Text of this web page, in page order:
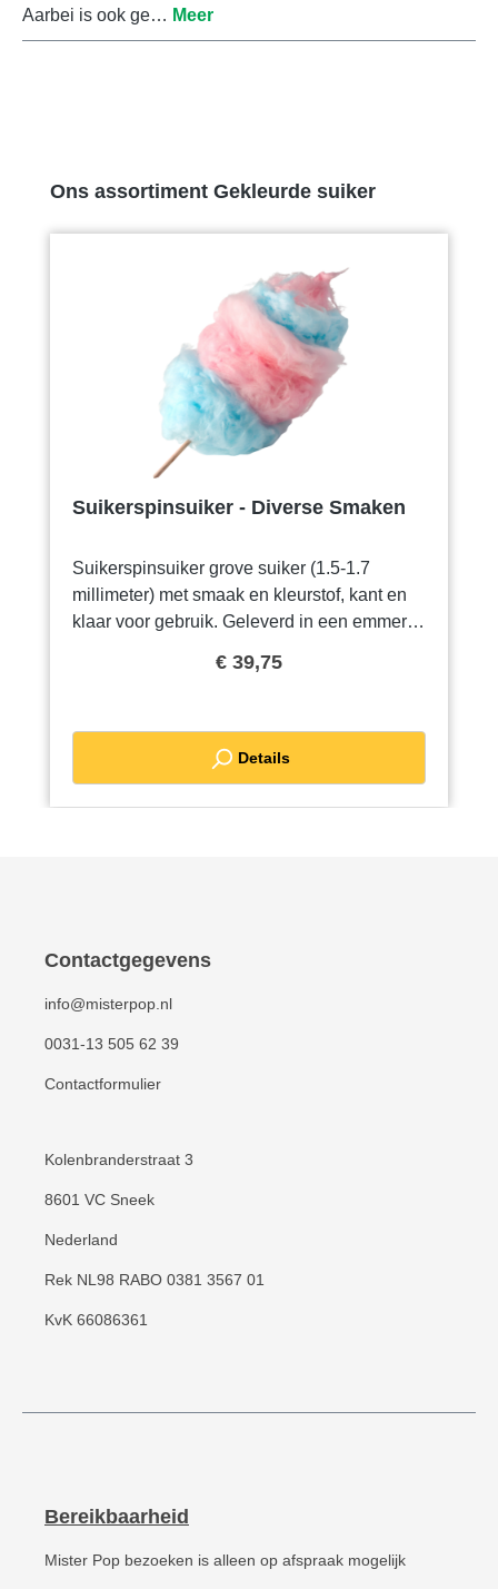
Aarbei is ook ge… Meer
Productgalerij overslaan
Ons assortiment Gekleurde suiker
Suikerspinsuiker - Diverse Smaken
Suikerspinsuiker grove suiker (1.5-1.7
millimeter) met smaak en kleurstof, kant en
klaar voor gebruik. Geleverd in een emmer
de luchtigste suikerspin en verlengt u de
van de
suikerspinmachine.Bereidingsadvies:Hoe
groter u de suikerspin maakt, hoe meer
suiker u nodig heeft. Voor een suikerspin van
suikerspinmachine en smelt te vroeg,
waardoor er geen luchtige suikerspin
kan raken.Assortiment:Aardbei - RozeAppel
- Groen Banaan - Geel Bosbes - BlauwSinas
€ 39,75
Details
Contactgegevens
info@misterpop.nl
0031-13 505 62 39
Contactformulier
Kolenbranderstraat 3
8601 VC Sneek
Nederland
Rek NL98 RABO 0381 3567 01
KvK 66086361
Bereikbaarheid
Mister Pop bezoeken is alleen op afspraak mogelijk